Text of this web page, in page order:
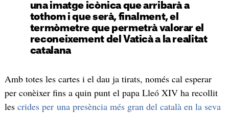
una imatge icònica que arribarà a
tothom i que serà, finalment, el
termòmetre que permetrà valorar el
reconeixement del Vaticà a la realitat
catalana
Amb totes les cartes i el dau ja tirats, només cal esperar
per conèixer fins a quin punt el papa Lleó XIV ha recollit
les crides per una presència més gran del català en la seva